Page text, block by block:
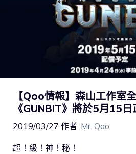
【Qoo情報】森山工作室
《GUNBIT》將於5月15日
2019/03/27 作者: Mr. Qoo
超！級！神！秘！